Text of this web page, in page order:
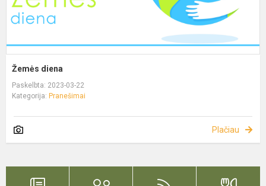
Žemės diena
Paskelbta: 2023-03-22
Kategorija: Pranešimai
Plačiau